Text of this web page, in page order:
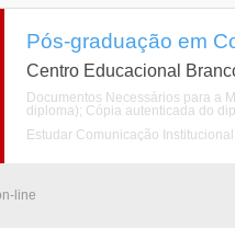
Pós-graduação em
Centro Educacional
Documentos Necessários para a
diploma); Cópia autenticada do
Estudar Comunicação
line